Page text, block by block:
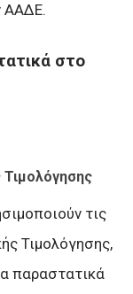
ΑΑΔΕ.
στο
τις
Τιμολόγησης,
παραστατικά